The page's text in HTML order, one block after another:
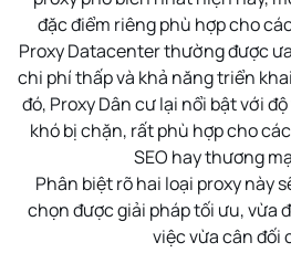
đặc điểm riêng phù hợp cho
Proxy Datacenter thường được
chi phí thấp và khả năng triển
đó, Proxy Dân cư lại nổi bật với
khó bị chặn, rất phù hợp cho
SEO hay thương
Phân biệt rõ hai loại proxy này
chọn được giải pháp tối ưu, vừa
việc vừa cân đối